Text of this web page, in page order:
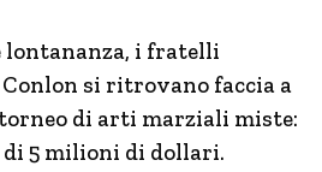
lontananza, i fratelli
si ritrovano faccia a
di arti marziali miste:
5 milioni di dollari.